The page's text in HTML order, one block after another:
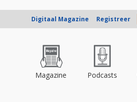
Digitaal Magazine Registreer
Magazine Podcasts